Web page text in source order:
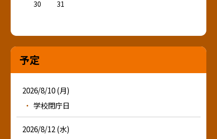
30
31
予定
2026/8/10 (月)
学校閉庁日
2026/8/12 (水)